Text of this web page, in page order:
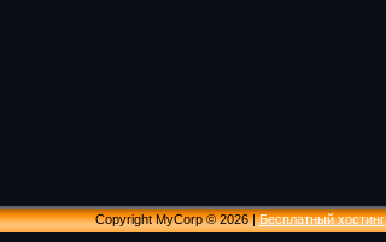
Copyright MyCorp © 2026|Бесплатный хостинг